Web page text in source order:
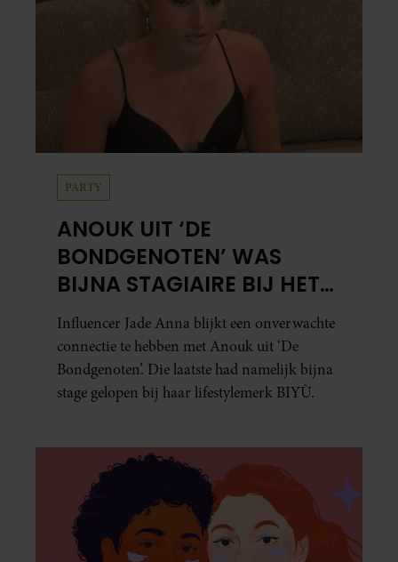
PARTY
ANOUK UIT ‘DE
BONDGENOTEN’ WAS
BIJNA STAGIAIRE BIJ HET
MERK VAN JADE ANNA
Influencer Jade Anna blijkt een onverwachte
connectie te hebben met Anouk uit ‘De
Bondgenoten’. Die laatste had namelijk bijna
stage gelopen bij haar lifestylemerk BIYÙ.